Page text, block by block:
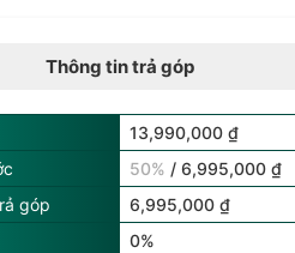
Thông tin trả góp
13,990,000 ₫
50% / 6,995,000 ₫
góp
6,995,000 ₫
0%